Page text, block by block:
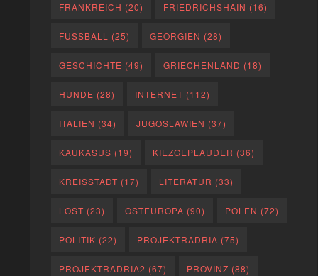
FRANKREICH (20) FRIEDRICHSHAIN (16)
FUSSBALL (25) GEORGIEN (28)
GESCHICHTE (49) GRIECHENLAND (18)
HUNDE (28) INTERNET (112)
ITALIEN (34) JUGOSLAWIEN (37)
KAUKASUS (19) KIEZGEPLAUDER (36)
KREISSTADT (17) LITERATUR (33)
LOST (23) OSTEUROPA (90) POLEN (72)
POLITIK (22) PROJEKTRADRIA (75)
PROJEKTRADRIA2 (67) PROVINZ (88)